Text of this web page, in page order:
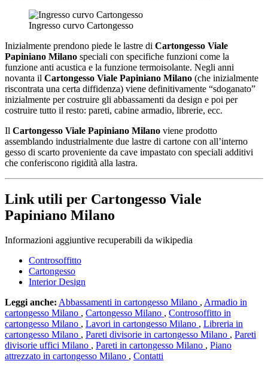
Ingresso curvo Cartongesso
Inizialmente prendono piede le lastre di Cartongesso Viale
Papiniano Milano speciali con specifiche funzioni come la
funzione anti acustica e la funzione termoisolante. Negli anni
novanta il Cartongesso Viale Papiniano Milano (che inizialmente
riscontrata una certa diffidenza) viene definitivamente “sdoganato”
inizialmente per costruire gli abbassamenti da design e poi per
costruire tutto il resto: pareti, cabine armadio, librerie, ecc.
Il Cartongesso Viale Papiniano Milano viene prodotto
assemblando industrialmente due lastre di cartone con all’interno
gesso di scarto proveniente da cave impastato con speciali additivi
che conferiscono rigidità alla lastra.
Link utili per Cartongesso Viale
Papiniano Milano
Informazioni aggiuntive recuperabili da wikipedia
Controsoffitto
Cartongesso
Interior Design
Leggi anche: Abbassamenti in cartongesso Milano , Armadio in
cartongesso Milano , Cartongesso Milano , Controsoffitto in
cartongesso Milano , Lavori in cartongesso Milano , Libreria in
cartongesso Milano , Pareti divisorie in cartongesso Milano , Pareti
divisorie uffici Milano , Pareti in cartongesso Milano , Piano
attrezzato in cartongesso Milano , Contatti